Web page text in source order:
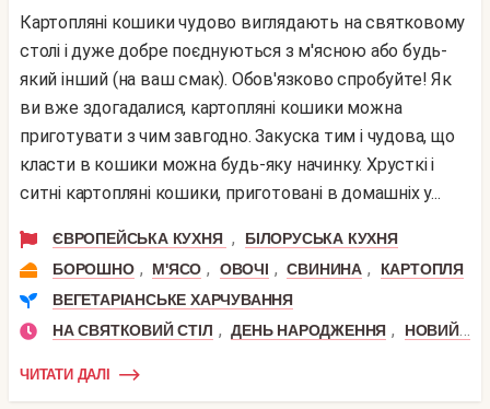
Картопляні кошики чудово виглядають на святковому
столі і дуже добре поєднуються з м'ясною або будь-
який інший (на ваш смак). Обов'язково спробуйте! Як
ви вже здогадалися, картопляні кошики можна
приготувати з чим завгодно. Закуска тим і чудова, що
класти в кошики можна будь-яку начинку. Хрусткі і
ситні картопляні кошики, приготовані в домашніх у...
ЄВРОПЕЙСЬКА КУХНЯ ,
БІЛОРУСЬКА КУХНЯ
БОРОШНО , М'ЯСО , ОВОЧІ , СВИНИНА ,
КАРТОПЛЯ
ВЕГЕТАРІАНСЬКЕ ХАРЧУВАННЯ
НА СВЯТКОВИЙ СТІЛ , ДЕНЬ НАРОДЖЕННЯ , НОВИЙ РІК
ЧИТАТИ ДАЛІ